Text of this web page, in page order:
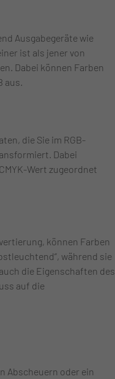
Ausgabegeräte wie
ist als jener von
Dabei können Farben
aus.
die Sie im RGB-
Dabei
Wert zugeordnet
können Farben
während sie
die Eigenschaften des
auf die
Abscheuern oder ein